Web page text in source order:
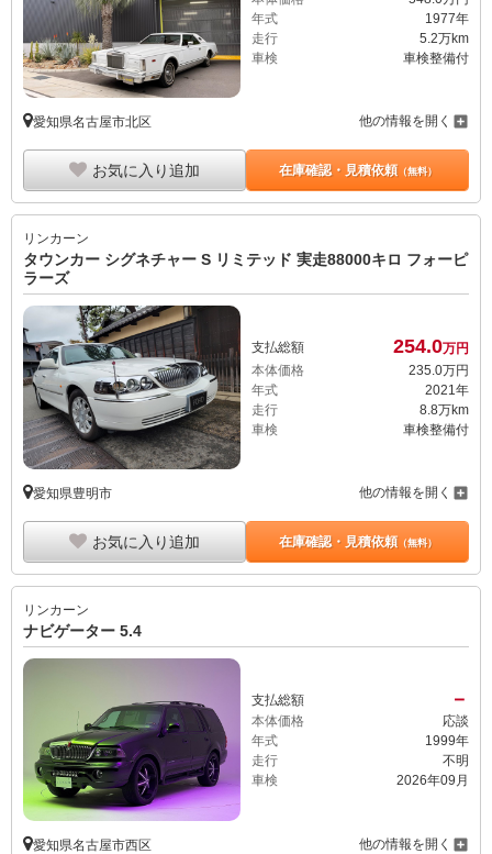
年式
1977年
走行
5.2万km
車検
車検整備付
愛知県名古屋市北区 他の情報を開く
お気に入り追加 在庫確認・見積依頼（無料）
リンカーン
タウンカー シグネチャー S リミテッド 実走88000キロ フォーピ
ラーズ
支払総額 254.0万円
本体価格
235. 0万円
年式
2021年
走行
8.8万km
車検
車検整備付
愛知県豊明市 他の情報を開く
お気に入り追加 在庫確認・見積依頼（無料）
リンカーン
ナビゲーター 5.4
支払総額 －
本体価格
応談
年式
1999年
走行
不明
車検
2026年09月
愛知県名古屋市西区 他の情報を開く